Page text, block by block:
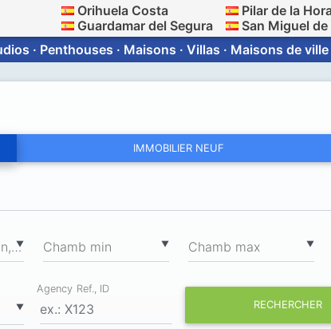
Orihuela Costa
Guardamar del Segura
Pilar de la
San Miguel de
· Penthouses · Maisons · Villas · Maisons de ville
IMMOBILIER NEUF
▼
Surface totale min, m ▼
Chamb min ▼
Chamb max
▼
Agency Ref., ID
RECHERCHER